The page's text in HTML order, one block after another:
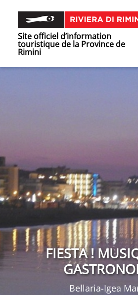
Site officiel d’information
touristique de la Province de
Rimini
FIESTA !
Bellaria-Igea